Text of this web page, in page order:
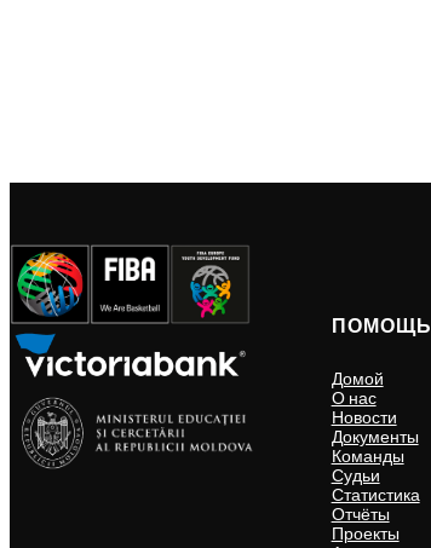
ПОМОЩЬ
Домой
О нас
Новости
Документы
Команды
Судьи
Статистика
Отчёты
Проекты